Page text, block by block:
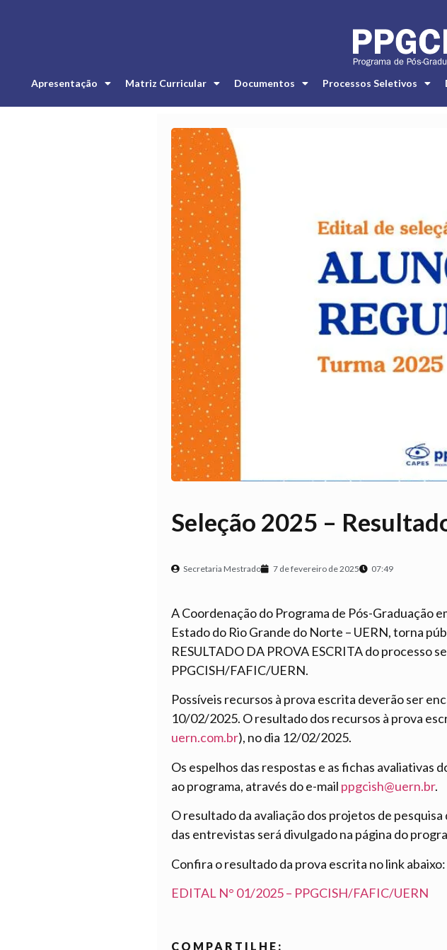
Apresentação Matriz Curricular Documentos Processos Seletivos
Seleção 2025 –
Secretaria Mestrado 7 de fevereiro de 2025 07:49
A Coordenação do Programa de Pós-Graduação
Estado do Rio Grande do Norte – UERN, torna
RESULTADO DA PROVA ESCRITA do processo
PPGCISH/FAFIC/UERN.
Possíveis recursos à prova escrita deverão ser
10/02/2025. O resultado dos recursos à prova
uern.com.br), no dia 12/02/2025.
Os espelhos das respostas e as fichas avaliativas
ao programa, através do e-mail ppgcish@uern.br.
O resultado da avaliação dos projetos de
das entrevistas será divulgado na página do
Confira o resultado da prova escrita no link abaixo:
EDITAL N° 01/2025 – PPGCISH/FAFIC/UERN
COMPARTILHE: